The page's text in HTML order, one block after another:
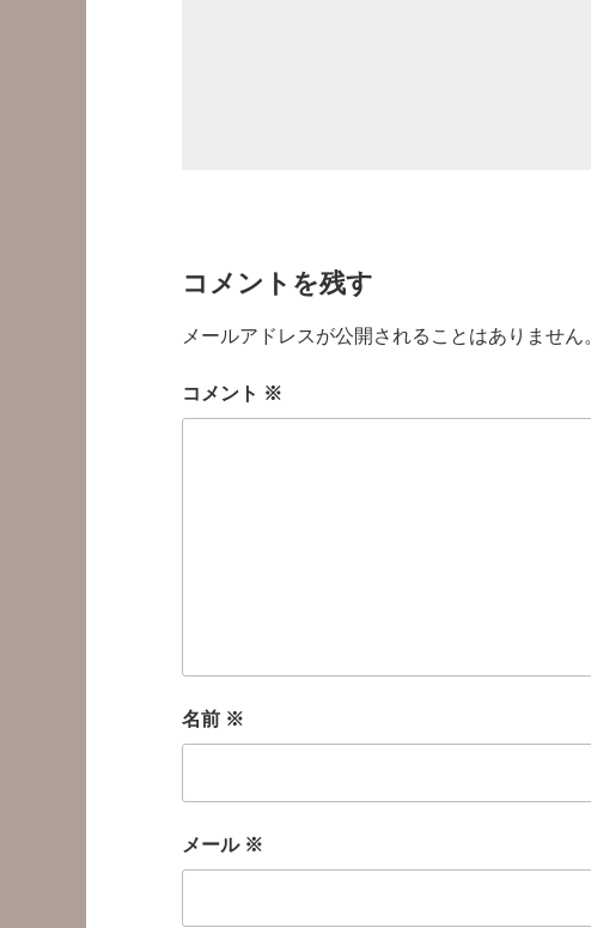
コメントを残す
メールアドレスが公開されることはありません
コメント ※
名前 ※
メール ※